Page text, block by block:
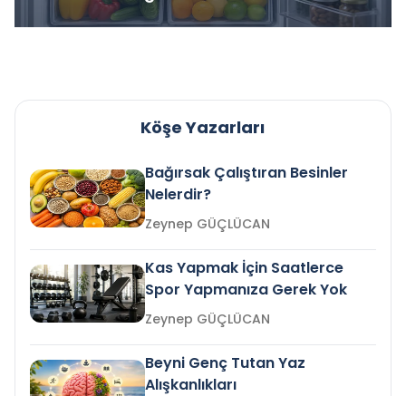
Köşe Yazarları
Bağırsak Çalıştıran Besinler
Nelerdir?
Zeynep GÜÇLÜCAN
Kas Yapmak İçin Saatlerce
Spor Yapmanıza Gerek Yok
Zeynep GÜÇLÜCAN
Beyni Genç Tutan Yaz
Alışkanlıkları